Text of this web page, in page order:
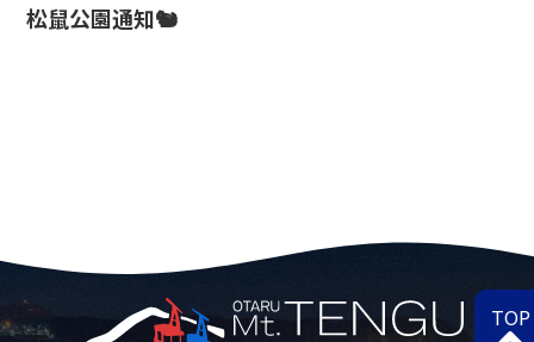
松鼠公園通知🐿
TOP